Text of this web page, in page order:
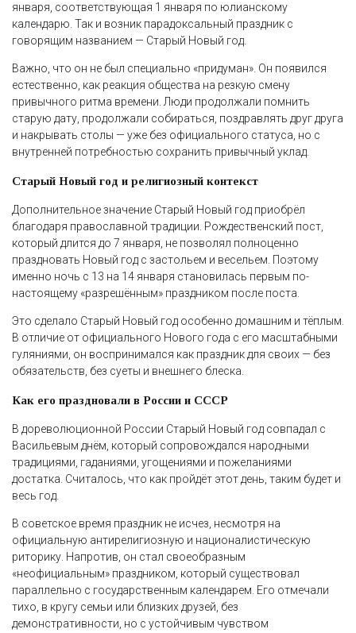
января, соответствующая 1 января по юлианскому
календарю. Так и возник парадоксальный праздник с
говорящим названием — Старый Новый год.
Важно, что он не был специально «придуман». Он появился
естественно, как реакция общества на резкую смену
привычного ритма времени. Люди продолжали помнить
старую дату, продолжали собираться, поздравлять друг друга
и накрывать столы — уже без официального статуса, но с
внутренней потребностью сохранить привычный уклад.
Старый Новый год и религиозный контекст
Дополнительное значение Старый Новый год приобрёл
благодаря православной традиции. Рождественский пост,
который длится до 7 января, не позволял полноценно
праздновать Новый год с застольем и весельем. Поэтому
именно ночь с 13 на 14 января становилась первым по-
настоящему «разрешённым» праздником после поста.
Это сделало Старый Новый год особенно домашним и тёплым.
В отличие от официального Нового года с его масштабными
гуляниями, он воспринимался как праздник для своих — без
обязательств, без суеты и внешнего блеска.
Как его праздновали в России и СССР
В дореволюционной России Старый Новый год совпадал с
Васильевым днём, который сопровождался народными
традициями, гаданиями, угощениями и пожеланиями
достатка. Считалось, что как пройдёт этот день, таким будет и
весь год.
В советское время праздник не исчез, несмотря на
официальную антирелигиозную и националистическую
риторику. Напротив, он стал своеобразным
«неофициальным» праздником, который существовал
параллельно с государственным календарем. Его отмечали
тихо, в кругу семьи или близких друзей, без
демонстративности, но с устойчивым чувством